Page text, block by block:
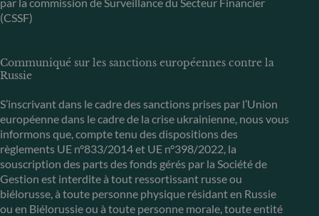
par la commission de Surveillance du Secteur Financier
(CSSF)
Communiqué sur les sanctions européennes contre la
Russie
S’inscrivant dans le cadre des sanctions prises par l’Union
européenne dans le cadre de la crise ukrainienne, nous vous
informons que, compte tenu des dispositions des
règlements UE n°833/2014 et UE n°398/2022, la
souscription des parts des fonds gérés par la Société de
Gestion est interdite à tout ressortissant russe ou
biélorusse, à toute personne physique résidant en Russie
ou en Biélorussie ou à toute personne morale, toute entité